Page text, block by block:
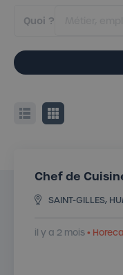
Quoi ?
Chef de
SAINT-GILLES,
il y a 2 mois• Horeca